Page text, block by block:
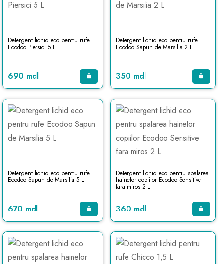
Detergent lichid eco pentru rufe
Ecodoo Piersici 5 L
690 mdl
Detergent lichid eco pentru rufe
Ecodoo Sapun de Marsilia 2 L
350 mdl
Detergent lichid eco pentru rufe
Ecodoo Sapun de Marsilia 5 L
670 mdl
Detergent lichid eco pentru spalarea
hainelor copiilor Ecodoo Sensitive
fara miros 2 L
360 mdl